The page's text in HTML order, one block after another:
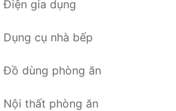
Điện gia dụng
Dụng cụ nhà bếp
Đồ dùng phòng ăn
Nội thất phòng ăn